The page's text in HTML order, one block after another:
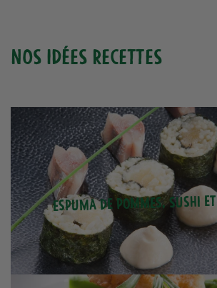
Nos idées recettes
Espuma de pommes, sushi